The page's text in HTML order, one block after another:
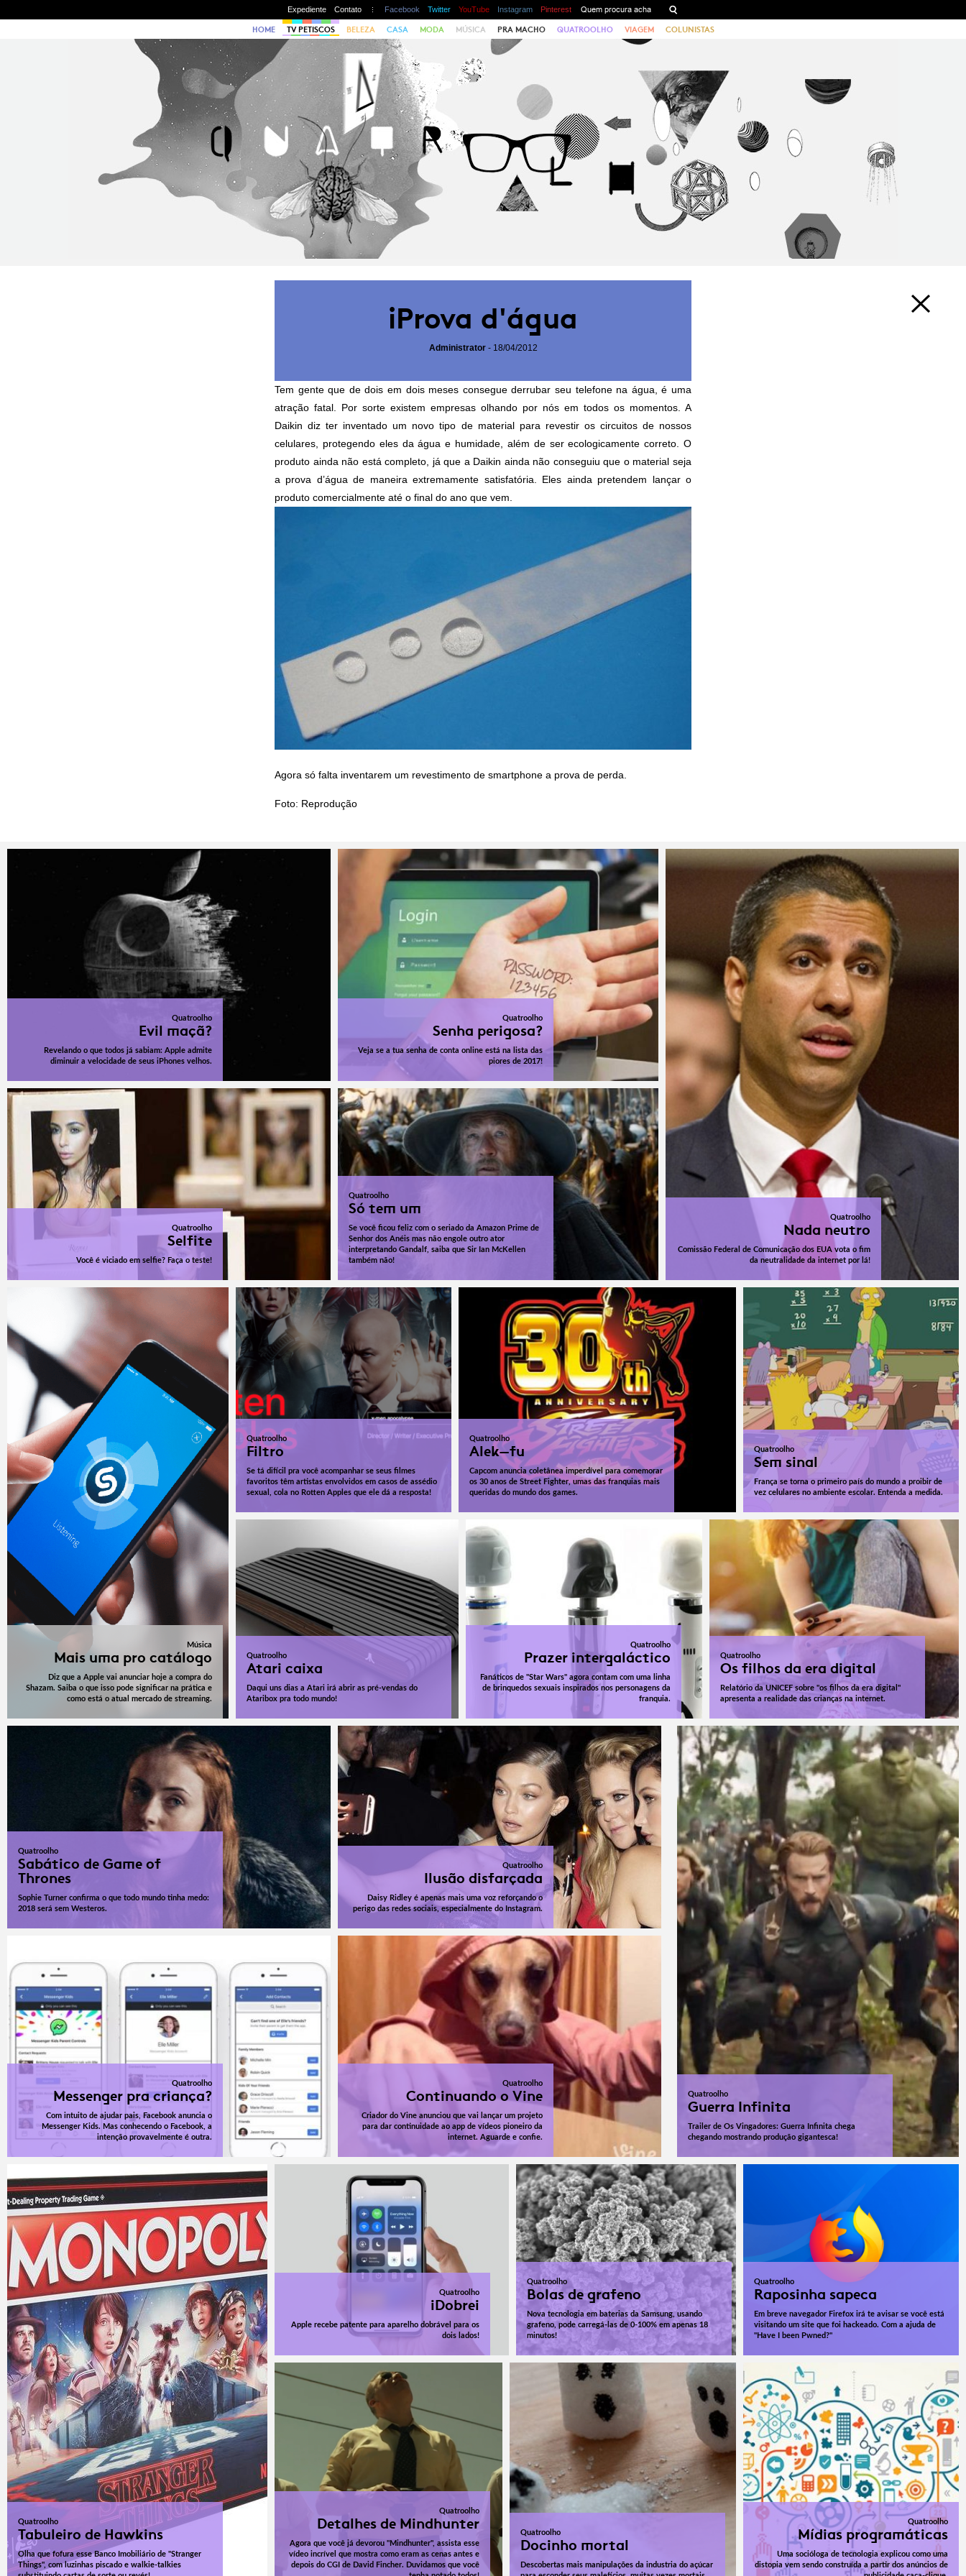
Expediente Contato Facebook Twitter YouTube Instagram Pinterest
HOME TV PETISCOS BELEZA CASA MODA MÚSICA PRA MACHO QUATROOLHO VIAGEM COLUNISTAS
iProva d'água
Administrator- 18/04/2012
Tem gente que de dois em dois meses consegue derrubar seu telefone na água, é uma
atração fatal. Por sorte existem empresas olhando por nós em todos os momentos. A
Daikin diz ter inventado um novo tipo de material para revestir os circuitos de nossos
celulares, protegendo eles da água e humidade, além de ser ecologicamente correto. O
produto ainda não está completo, já que a Daikin ainda não conseguiu que o material seja
a prova d’água de maneira extremamente satisfatória. Eles ainda pretendem lançar o
produto comercialmente até o final do ano que vem.
Agora só falta inventarem um revestimento de smartphone a prova de perda.
Foto: Reprodução
Quatroolho
Evil maçã?
Revelando o que todos já sabiam: Apple admite
diminuir a velocidade de seus iPhones velhos.
Quatroolho
Senha perigosa?
Veja se a tua senha de conta online está na lista das
piores de 2017!
Quatroolho
Selfite
Você é viciado em selfie? Faça o teste!
Quatroolho
Só tem um
Se você ficou feliz com o seriado da Amazon Prime de
Senhor dos Anéis mas não engole outro ator
interpretando Gandalf, saiba que Sir Ian McKellen
também não!
Quatroolho
Nada neutro
Comissão Federal de Comunicação dos EUA vota o fim
da neutralidade da internet por lá!
Quatroolho
Filtro
Se tá difícil pra você acompanhar se seus filmes
favoritos têm artistas envolvidos em casos de assédio
sexual, cola no Rotten Apples que ele dá a resposta!
Quatroolho
Alek-fu
Capcom anuncia coletânea imperdível para comemorar
os 30 anos de Street Fighter, umas das franquias mais
queridas do mundo dos games.
Quatroolho
Sem sinal
França se torna o primeiro país do mundo a proibir de
vez celulares no ambiente escolar. Entenda a medida.
Quatroolho
Atari caixa
Daqui uns dias a Atari irá abrir as pré-vendas do
Ataribox pra todo mundo!
Quatroolho
Prazer intergaláctico
Fanáticos de "Star Wars" agora contam com uma linha
de brinquedos sexuais inspirados nos personagens da
franquia.
Quatroolho
Os filhos da era digital
Relatório da UNICEF sobre "os filhos da era digital"
apresenta a realidade das crianças na internet.
Música
Mais uma pro catálogo
Diz que a Apple vai anunciar hoje a compra do
Shazam. Saiba o que isso pode significar na prática e
como está o atual mercado de streaming.
Quatroolho
Sabático de Game of
Thrones
Sophie Turner confirma o que todo mundo tinha medo:
2018 será sem Westeros.
Quatroolho
Ilusão disfarçada
Daisy Ridley é apenas mais uma voz reforçando o
perigo das redes sociais, especialmente do Instagram.
Quatroolho
Messenger pra criança?
Com intuito de ajudar pais, Facebook anuncia o
Messenger Kids. Mas conhecendo o Facebook, a
intenção provavelmente é outra.
Quatroolho
Continuando o Vine
Criador do Vine anunciou que vai lançar um projeto
para dar continuidade ao app de vídeos pioneiro da
internet. Aguarde e confie.
Quatroolho
Guerra Infinita
Trailer de Os Vingadores: Guerra Infinita chega
chegando mostrando produção gigantesca!
Quatroolho
iDobrei
Apple recebe patente para aparelho dobrável para os
dois lados!
Quatroolho
Bolas de grafeno
Nova tecnologia em baterias da Samsung, usando
grafeno, pode carregá-las de 0-100% em apenas 18
minutos!
Quatroolho
Raposinha sapeca
Em breve navegador Firefox irá te avisar se você está
visitando um site que foi hackeado. Com a ajuda de
"Have I been Pwned?"
Quatroolho
Detalhes de Mindhunter
Agora que você já devorou "Mindhunter", assista esse
vídeo incrível que mostra como eram as cenas antes e
depois do CGI de David Fincher. Duvidamos que você
Quatroolho
Docinho mortal
Descobertas mais manipulações da industria do açúcar
Quatroolho
Mídias programáticas
Uma socióloga de tecnologia explicou como uma
distopia vem sendo construída a partir dos anúncios de
Quatroolho
Tabuleiro de Hawkins
Olha que fofura esse Banco Imobiliário de "Stranger
Things", com luzinhas piscado e walkie-talkies